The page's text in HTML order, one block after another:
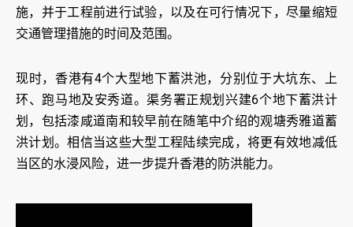
施，并于工程前进行试验，以及在可行情况下，尽量缩短
交通管理措施的时间及范围。
现时，香港有4个大型地下蓄洪池，分别位于大坑东、上
环、跑马地及安秀道。渠务署正规划兴建6个地下蓄洪计
划，包括漆咸道南和较早前在随笔中介绍的观塘秀雅道蓄
洪计划。相信当这些大型工程陆续完成，将更有效地减低
当区的水浸风险，进一步提升香港的防洪能力。